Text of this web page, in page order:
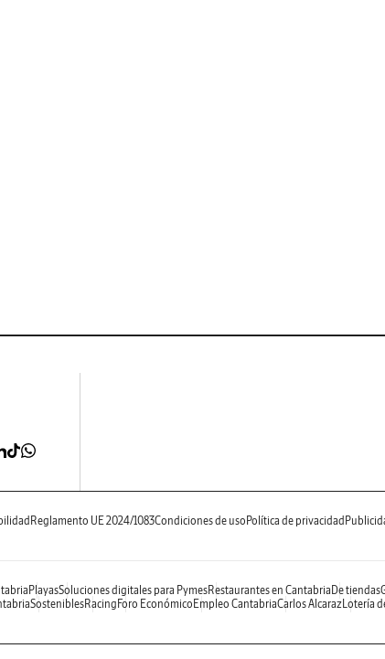
Reglamento UE 2024/1083Condiciones de uso Política de privacidad
PlayasSoluciones digitales para PymesRestaurantes en Cantabria De tiendas
SosteniblesRacing Foro Económico Empleo CantabriaCarlos AlcarazLotería